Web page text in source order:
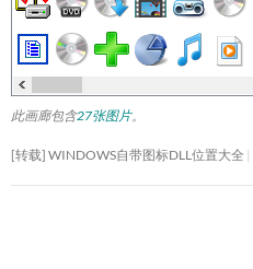
此画廊包含27张图片。
[转载] WINDOWS自带图标DLL位置大全